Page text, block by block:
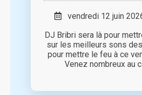
vendredi 12 juin
DJ Bribri sera là pour
sur les meilleurs sons
pour mettre le feu à ce
Venez nombreux au